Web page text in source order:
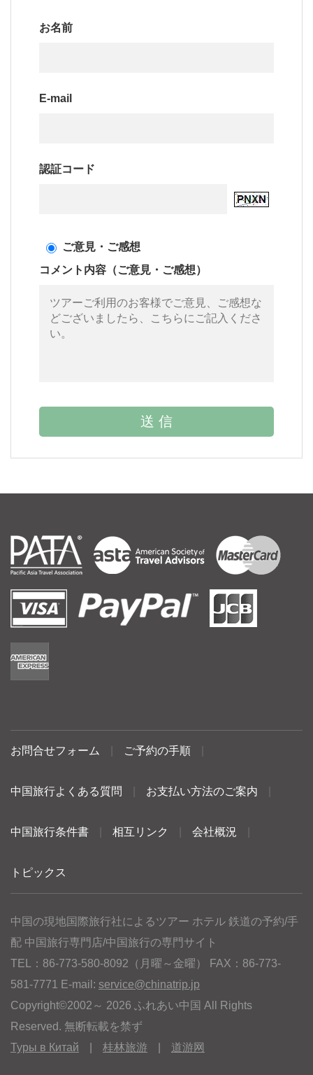
お名前
E-mail
認証コード
ご意見・ご感想
コメント内容（ご意見・ご感想）
お問合せフォーム ご予約の手順
中国旅行よくある質問 お支払い方法のご案内
中国旅行条件書 相互リンク 会社概況
トピックス
中国の現地国際旅行社によるツアー ホテル 鉄道の予約/手
配 中国旅行専門店/中国旅行の専門サイト
TEL：86-773-580-8092（月曜～金曜） FAX：86-773-
581-7771 E-mail: service@chinatrip.jp
Copyright©2002～ 2026 ふれあい中国 All Rights
Reserved. 無断転載を禁ず
Туры в Китай
桂林旅游 道游网